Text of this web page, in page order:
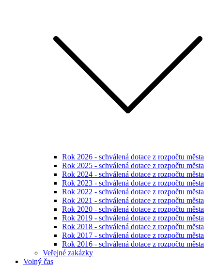
Rok 2026 - schválená dotace z rozpočtu města
Rok 2025 - schválená dotace z rozpočtu města
Rok 2024 - schválená dotace z rozpočtu města
Rok 2023 - schválená dotace z rozpočtu města
Rok 2022 - schválená dotace z rozpočtu města
Rok 2021 - schválená dotace z rozpočtu města
Rok 2020 - schválená dotace z rozpočtu města
Rok 2019 - schválená dotace z rozpočtu města
Rok 2018 - schválená dotace z rozpočtu města
Rok 2017 - schválená dotace z rozpočtu města
Rok 2016 - schválená dotace z rozpočtu města
Veřejné zakázky
Volný čas